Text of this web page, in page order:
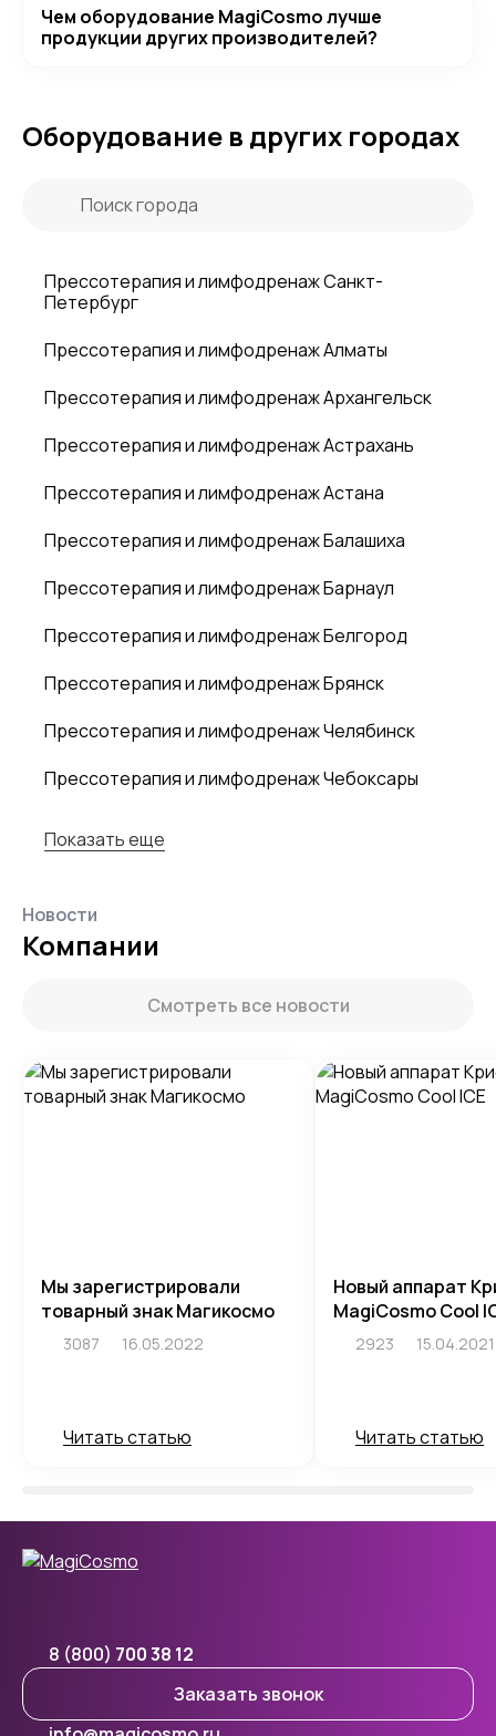
Чем оборудование MagiCosmo лучше
продукции других производителей?
Оборудование в других городах
Прессотерапия и лимфодренаж Санкт-
Петербург
Прессотерапия и лимфодренаж Алматы
Прессотерапия и лимфодренаж Архангельск
Прессотерапия и лимфодренаж Астрахань
Прессотерапия и лимфодренаж Астана
Прессотерапия и лимфодренаж Балашиха
Прессотерапия и лимфодренаж Барнаул
Прессотерапия и лимфодренаж Белгород
Прессотерапия и лимфодренаж Брянск
Прессотерапия и лимфодренаж Челябинск
Прессотерапия и лимфодренаж Чебоксары
Показать еще
Новости
Компании
Смотреть все новости
Мы зарегистрировали
товарный знак Магикосмо
3087 16.05.2022
Читать статью
Новый аппарат
MagiCosmo Cool
2923 15.04.2021
Читать статью
8 (800) 700 38 12
Заказать звонок